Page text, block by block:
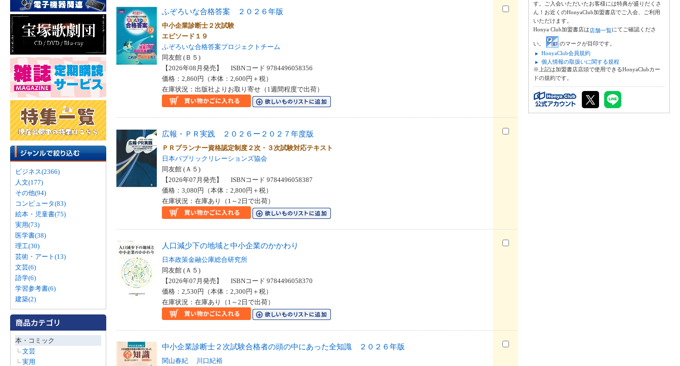
ビジネス(2366)
人文(177)
その他(94)
コンピュータ(83)
絵本・児童書(75)
実用(73)
医学書(38)
理工(30)
芸術・アート(13)
文芸(6)
語学(6)
学習参考書(6)
建築(2)
本・コミック
文芸
実用
ふぞろいな合格答案 ２０２６年版
中小企業診断士２次試験
エピソード１９
ふぞろいな合格答案プロジェクトチーム
同友館 (Ｂ５)
【2026年08月発売】 ISBNコード 9784496058356
価格：2,860円（本体：2,600円＋税）
在庫状況：出版社よりお取り寄せ（1週間程度で出荷）
広報・ＰＲ実践 ２０２６ー２０２７年度版
ＰＲプランナー資格認定制度２次・３次試験対応テキスト
日本パブリックリレーションズ協会
同友館 (Ａ５)
【2026年07月発売】 ISBNコード 9784496058387
価格：3,080円（本体：2,800円＋税）
在庫状況：在庫あり（1～2日で出荷）
人口減少下の地域と中小企業のかかわり
日本政策金融公庫総合研究所
同友館 (Ａ５)
【2026年07月発売】 ISBNコード 9784496058370
価格：2,530円（本体：2,300円＋税）
在庫状況：在庫あり（1～2日で出荷）
中小企業診断士２次試験合格者の頭の中にあった全知識 ２０２６年版
関山春紀
川口紀裕
す。ご入会いただいたお客様には特典が盛りだくさ
ん！お近くのHonyaClub加盟書店でご入会、ご利用
いただけます。
Honya Club加盟書店は店舗一覧にてご確認くださ
い。
のマークが目印です。
HonyaClub会員規約
個人情報の取扱いに関する規程
※上記は加盟書店店頭で使用できるHonyaClubカー
ドの規約です。